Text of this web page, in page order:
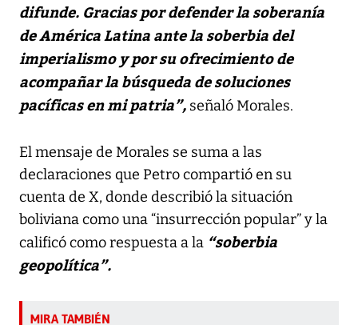
difunde. Gracias por defender la soberanía
de América Latina ante la soberbia del
imperialismo y por su ofrecimiento de
acompañar la búsqueda de soluciones
pacíficas en mi patria”, señaló Morales.
El mensaje de Morales se suma a las
declaraciones que Petro compartió en su
cuenta de X, donde describió la situación
boliviana como una “insurrección popular” y la
calificó como respuesta a la “soberbia
geopolítica”.